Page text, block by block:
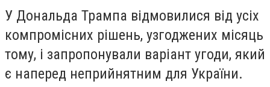
У Дональда Трампа відмовилися від усіх
компромісних рішень, узгоджених місяць
тому, і запропонували варіант угоди, який
є наперед неприйнятним для України.